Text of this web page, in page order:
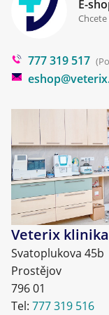
Cookies a
Poradna
Blog
E-
777 319 517
Veterix
Svatoplukova 45b
Prostějov
796 01
Tel: 777 319 516